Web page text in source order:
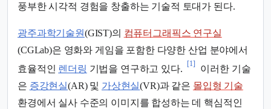
풍부한 시각적 경험을 창출하는 기술적 토대가 된다.
광주과학기술원(GIST)의 컴퓨터그래픽스 연구실
(CGLab)은 영화와 게임을 포함한 다양한 산업 분야에서
효율적인 렌더링 기법을 연구하고 있다.
[1]
이러한 기술
은 증강현실(AR) 및 가상현실(VR)과 같은 몰입형 기술
환경에서 실사 수준의 이미지를 합성하는 데 핵심적인